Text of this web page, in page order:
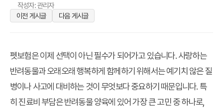
작성자: 관리자
이전 게시글
다음 게시글
펫보험은 이제 선택이 아닌 필수가 되어가고 있습니다. 사랑하는
반려동물과 오래오래 행복하게 함께하기 위해서는 예기치 않은 질
병이나 사고에 대비하는 것이 무엇보다 중요하기 때문입니다. 특
히 진료비 부담은 반려동물 양육에 있어 가장 큰 고민 중 하나로,